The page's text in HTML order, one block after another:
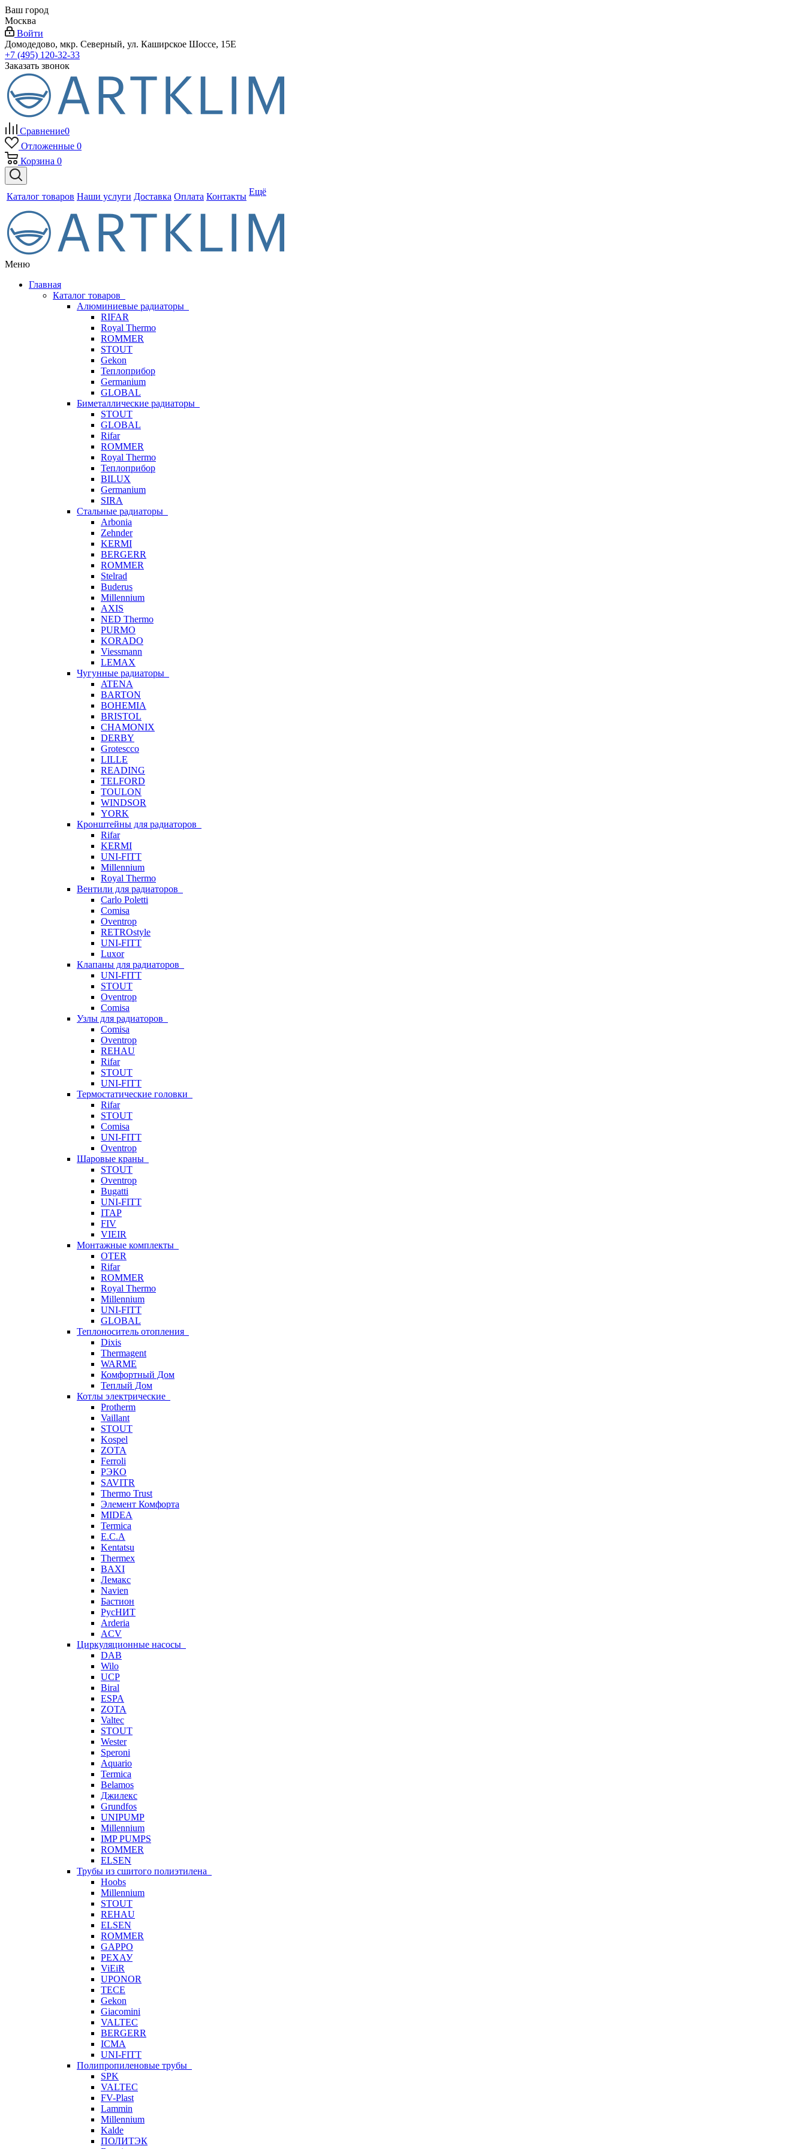
Ваш город
Москва
Войти
Домодедово, мкр. Северный, ул. Каширское Шоссе, 15Е
+7 (495) 120-32-33
Заказать звонок
Сравнение0
Отложенные 0
Корзина 0
Каталог товаров Наши услуги Доставка Оплата Контакты Ещё
Меню
Главная
Каталог товаров
Алюминиевые радиаторы
RIFAR
Royal Thermo
ROMMER
STOUT
Gekon
Теплоприбор
Germanium
GLOBAL
Биметаллические радиаторы
STOUT
GLOBAL
Rifar
ROMMER
Royal Thermo
Теплоприбор
BILUX
Germanium
SIRA
Стальные радиаторы
Arbonia
Zehnder
KERMI
BERGERR
ROMMER
Stelrad
Buderus
Millennium
AXIS
NED Thermo
PURMO
KORADO
Viessmann
LEMAX
Чугунные радиаторы
ATENA
BARTON
BOHEMIA
BRISTOL
CHAMONIX
DERBY
Grotescco
LILLE
READING
TELFORD
TOULON
WINDSOR
YORK
Кронштейны для радиаторов
Rifar
KERMI
UNI-FITT
Millennium
Royal Thermo
Вентили для радиаторов
Carlo Poletti
Comisa
Oventrop
RETROstyle
UNI-FITT
Luxor
Клапаны для радиаторов
UNI-FITT
STOUT
Oventrop
Comisa
Узлы для радиаторов
Comisa
Oventrop
REHAU
Rifar
STOUT
UNI-FITT
Термостатические головки
Rifar
STOUT
Comisa
UNI-FITT
Oventrop
Шаровые краны
STOUT
Oventrop
Bugatti
UNI-FITT
ITAP
FIV
VIEIR
Монтажные комплекты
OTER
Rifar
ROMMER
Royal Thermo
Millennium
UNI-FITT
GLOBAL
Теплоноситель отопления
Dixis
Thermagent
WARME
Комфортный Дом
Теплый Дом
Котлы электрические
Protherm
Vaillant
STOUT
Kospel
ZOTA
Ferroli
РЭКО
SAVITR
Thermo Trust
Элемент Комфорта
MIDEA
Termica
E.C.A
Kentatsu
Thermex
BAXI
Лемакс
Navien
Бастион
РусНИТ
Arderia
ACV
Циркуляционные насосы
DAB
Wilo
UCP
Biral
ESPA
ZOTA
Valtec
STOUT
Wester
Speroni
Aquario
Termica
Belamos
Джилекс
Grundfos
UNIPUMP
Millennium
IMP PUMPS
ROMMER
ELSEN
Трубы из сшитого полиэтилена
Hoobs
Millennium
STOUT
REHAU
ELSEN
ROMMER
GAPPO
РЕХАУ
ViEiR
UPONOR
TECE
Gekon
Giacomini
VALTEC
BERGERR
ICMA
UNI-FITT
Полипропиленовые трубы
SPK
VALTEC
FV-Plast
Lammin
Millennium
Kalde
ПОЛИТЭК